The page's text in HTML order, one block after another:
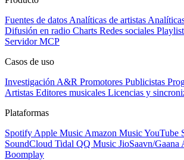
Fuentes de datos Analíticas de artistas
Difusión en radio Charts Redes sociales
Servidor MCP
Casos de uso
Investigación A&R Promotores Publicistas
Artistas Editores musicales Licencias y
Plataformas
Spotify Apple Music Amazon MusicYouTube
SoundCloud Tidal QQ Music JioSaavn/Gaana
Boomplay